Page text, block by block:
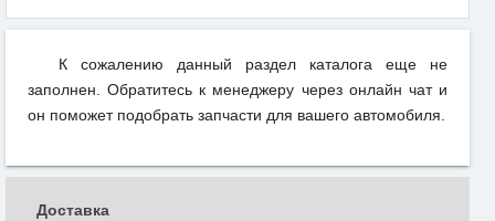
К сожалению данный раздел каталога еще не
заполнен. Обратитесь к менеджеру через онлайн чат и
он поможет подобрать запчасти для вашего автомобиля.
Доставка